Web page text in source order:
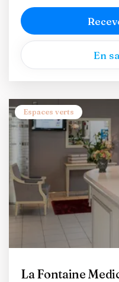
En
Espaces verts
La Fontaine